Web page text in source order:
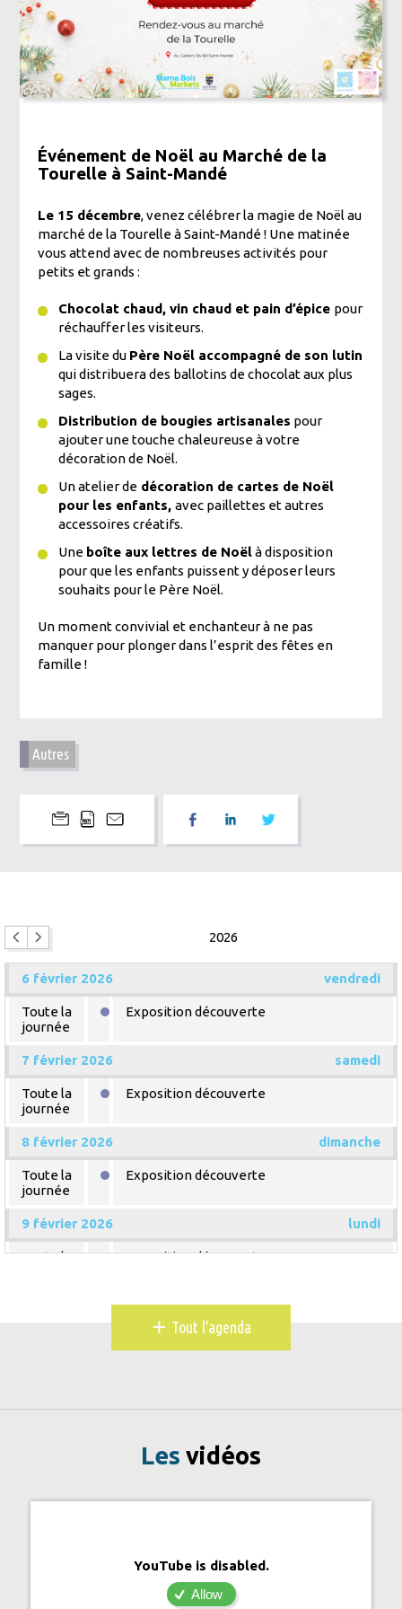
Événement de Noël au Marché de la
Tourelle à Saint-Mandé
Le 15 décembre, venez célébrer la magie de Noël au
marché de la Tourelle à Saint-Mandé ! Une matinée
vous attend avec de nombreuses activités pour
petits et grands :
Chocolat chaud, vin chaud et pain d’épice pour
réchauffer les visiteurs.
La visite du Père Noël accompagné de son lutin
qui distribuera des ballotins de chocolat aux plus
sages.
Distribution de bougies artisanales pour
ajouter une touche chaleureuse à votre
décoration de Noël.
Un atelier de décoration de cartes de Noël
pour les enfants,avec paillettes et autres
accessoires créatifs.
Une boîte aux lettres de Noëlà disposition
pour que les enfants puissent y déposer leurs
souhaits pour le Père Noël.
Un moment convivial et enchanteur à ne pas
manquer pour plonger dans l’esprit des fêtes en
famille !
Autres
2026
6 février 2026 vendredi
Toute la
journée
Exposition découverte
7 février 2026 samedi
Toute la
journée
Exposition découverte
8 février 2026 dimanche
Toute la
journée
Exposition découverte
9 février 2026 lundi
Toute la
Exposition découverte
10 février 2026
Exposition découverte
Toute la
Exposition découverte
Exposition découverte
+ Tout l'agenda
Les vidéos
YouTube is disabled.
Allow